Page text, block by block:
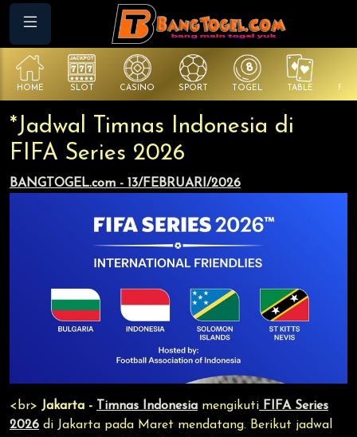
HOME SLOT CASINO SPORT TOGEL TABLE
*Jadwal Timnas Indonesia di
FIFA Series 2026
BANGTOGEL.com - 13/FEBRUARI/2026
<br> Jakarta - Timnas Indonesia mengikuti FIFA Series
2026 di Jakarta pada Maret mendatang. Berikut jadwal